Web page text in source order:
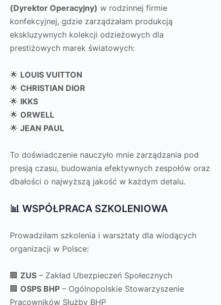
(Dyrektor Operacyjny) w rodzinnej firmie
konfekcyjnej, gdzie zarządzałam produkcją
ekskluzywnych kolekcji odzieżowych dla
prestiżowych marek światowych:
🌟 LOUIS VUITTON
🌟 CHRISTIAN DIOR
🌟 IKKS
🌟 ORWELL
🌟 JEAN PAUL
To doświadczenie nauczyło mnie zarządzania pod
presją czasu, budowania efektywnych zespołów oraz
dbałości o najwyższą jakość w każdym detalu.
📊 WSPÓŁPRACA SZKOLENIOWA
Prowadziłam szkolenia i warsztaty dla wiodących
organizacji w Polsce:
🏢 ZUS – Zakład Ubezpieczeń Społecznych
🏢 OSPS BHP – Ogólnopolskie Stowarzyszenie
Pracowników Służby BHP